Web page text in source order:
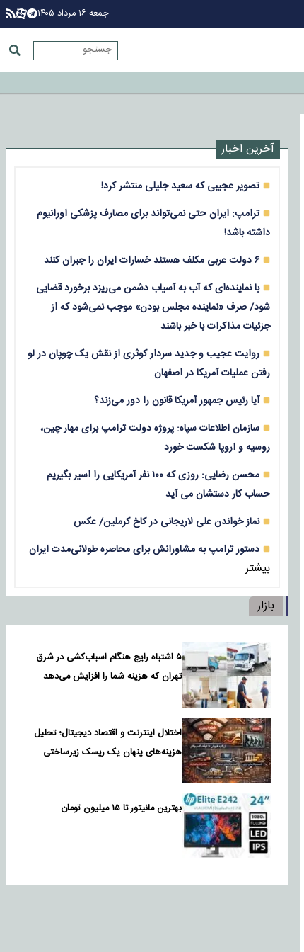
جمعه ۱۶ مرداد ۱۴۰۵
آخرین اخبار
تصویر عجیبی که سعید جلیلی منتشر کرد!
ترامپ: ایران حتی نمی‌تواند برای مصارف پزشکی اورانیوم
داشته باشد!
۶ دولت عربی مکلف هستند خسارات ایران را جبران کنند
با نماینده‌ای که آب به آسیاب دشمن می‌ریزد برخورد قضایی
شود/ صرف «نماینده مجلس بودن» موجب نمی‌شود که از
جزئیات مذاکرات با خبر باشند
روایت عجیب و جدید سردار کوثری از نقش یک چوپان در لو
رفتن عملیات آمریکا در اصفهان
آیا رئیس جمهور آمریکا قانون را دور می‌زند؟
سازمان اطلاعات سپاه: پروژه دولت ترامپ برای مهار چین،
روسیه و اروپا شکست خورد
محسن رضایی: روزی که ۱۰۰ نفر آمریکایی را اسیر بگیریم
حساب کار دستشان می آید
نماز خواندن علی لاریجانی در کاخ کرملین/ عکس
دستور ترامپ به مشاورانش برای محاصره طولانی‌مدت ایران
بیشتر
بازار
۵ اشتباه رایج هنگام اسباب‌کشی در شرق
تهران که هزینه شما را افزایش می‌دهد
اختلال اینترنت و اقتصاد دیجیتال؛ تحلیل
هزینه‌های پنهان یک ریسک زیرساختی
بهترین مانیتور تا ۱۵ میلیون تومان